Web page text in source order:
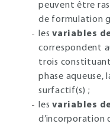
peuvent être
de formulation
les variables
correspondent
trois
phase aqueuse,
surfactif(s) ;
les variables
d’incorporation